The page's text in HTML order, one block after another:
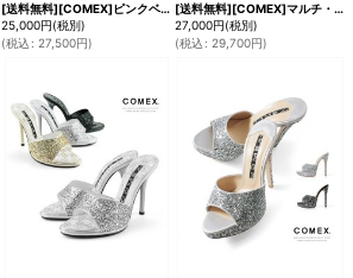
[送料無料][COMEX]ピンクベージュ・ブラック・ブラックエナメル・ヒール14cm・オープントゥ・ハイヒール・バックベルト・厚底・サンダル・プラットフォーム・パンプス[大きいサイズあり]
25,000円(税別)
(税込 : 27,500円)
[送料無料][COMEX]マルチ・ブラック・ブラック×シルバー・ラメ・オープントゥ・13cmヒール・ハイヒール・グリッター・パンプス[大きいサイズあり]
27,000円(税別)
(税込 : 29,700円)